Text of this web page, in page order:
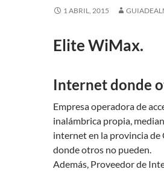
1 ABRIL, 2015
Elite WiMax.
Internet donde
Empresa operadora de
inalámbrica propia,
internet en la provincia de
donde otros no pueden.
Además, Proveedor de